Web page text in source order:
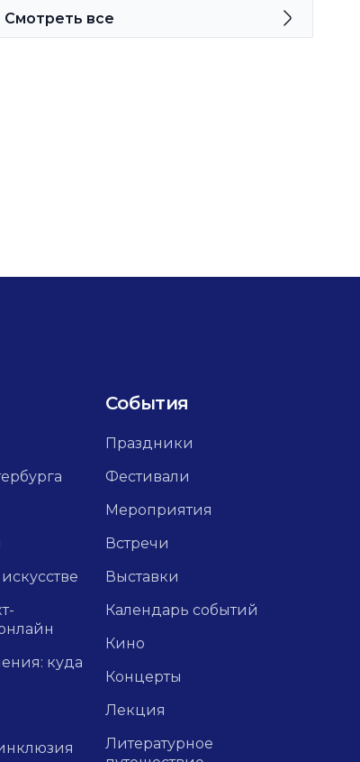
Смотреть все
куда
События
Праздники
Фестивали
Мероприятия
Встречи
Выставки
Календарь событий
Кино
Концерты
Лекция
Литературное